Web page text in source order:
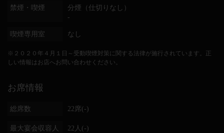
禁煙・喫煙
分煙（仕切りなし）
-
喫煙専用室 なし
※２０２０年４月１日～受動喫煙対策に関する法律が施行されています。正
しい情報はお店へお問い合わせください。
お席情報
総席数 22席(-)
最大宴会収容人
22人(-)